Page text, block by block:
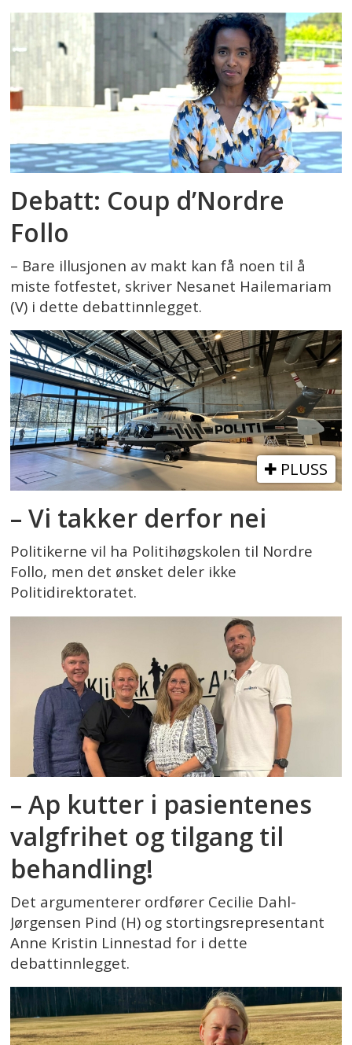
Debatt: Coup d’Nordre
Follo
– Bare illusjonen av makt kan få noen til å
miste fotfestet, skriver Nesanet Hailemariam
(V) i dette debattinnlegget.
PLUSS
– Vi takker derfor nei
Politikerne vil ha Politihøgskolen til Nordre
Follo, men det ønsket deler ikke
Politidirektoratet.
– Ap kutter i pasientenes
valgfrihet og tilgang til
behandling!
Det argumenterer ordfører Cecilie Dahl-
Jørgensen Pind (H) og stortingsrepresentant
Anne Kristin Linnestad for i dette
debattinnlegget.